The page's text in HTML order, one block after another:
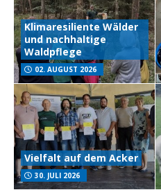
Klimaresiliente Wälder
und nachhaltige
Waldpflege
02. AUGUST 2026
Vielfalt auf dem Acker
30. JULI 2026